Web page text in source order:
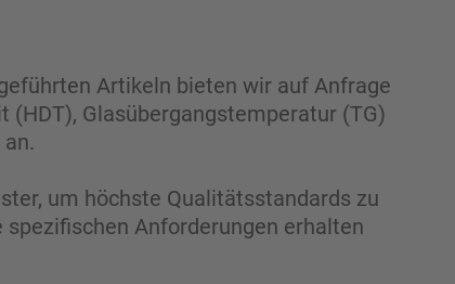
Artikeln bieten wir auf Anfrage
Glasübergangstemperatur (TG)
um höchste Qualitätsstandards zu
Anforderungen erhalten